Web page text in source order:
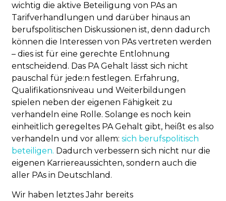
wichtig die aktive Beteiligung von PAs an
Tarifverhandlungen und darüber hinaus an
berufspolitischen Diskussionen ist, denn dadurch
können die Interessen von PAs vertreten werden
– dies ist für eine gerechte Entlohnung
entscheidend. Das PA Gehalt lässt sich nicht
pauschal für jede:n festlegen. Erfahrung,
Qualifikationsniveau und Weiterbildungen
spielen neben der eigenen Fähigkeit zu
verhandeln eine Rolle. Solange es noch kein
einheitlich geregeltes PA Gehalt gibt, heißt es also
verhandeln und vor allem:sich berufspolitisch
beteiligen. Dadurch verbessern sich nicht nur die
eigenen Karriereaussichten, sondern auch die
aller PAs in Deutschland.
Wir haben letztes Jahr bereits